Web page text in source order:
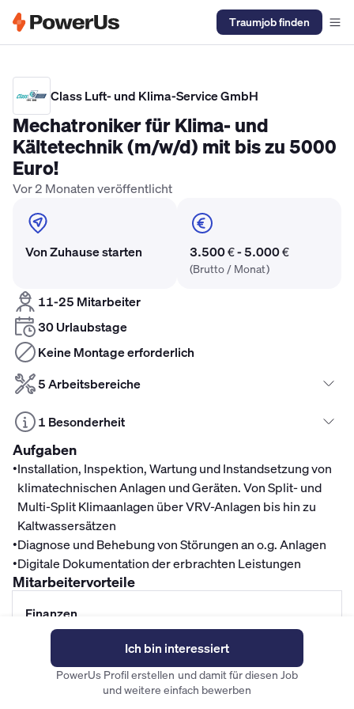
Traumjob finden
Class Luft- und Klima-Service GmbH
Mechatroniker für Klima- und
Kältetechnik (m/w/d) mit bis zu 5000
Euro!
Vor 2 Monaten veröffentlicht
Von Zuhause starten 3.500 € - 5.000 €
(Brutto / Monat)
11-25 Mitarbeiter
30 Urlaubstage
Keine Montage erforderlich
5 Arbeitsbereiche
1 Besonderheit
Aufgaben
•Installation, Inspektion, Wartung und Instandsetzung von
klimatechnischen Anlagen und Geräten. Von Split- und
Multi-Split Klimaanlagen über VRV-Anlagen bis hin zu
Kaltwassersätzen
•Diagnose und Behebung von Störungen an o.g. Anlagen
•Digitale Dokumentation der erbrachten Leistungen
Mitarbeitervorteile
Finanzen
Betriebliche Altersvorsorge
Mitarbeiterrabatte
Ich bin interessiert
PowerUs Profil erstellen und damit für diesen Job
und weitere einfach bewerben